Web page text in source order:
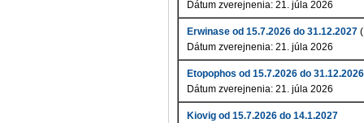
Dátum zverejnenia: 21. júla 2026
Erwinase od 15.7.2026 do 31.12.2027
Dátum zverejnenia: 21. júla 2026
Etopophos od 15.7.2026 do 31.12.2026
Dátum zverejnenia: 21. júla 2026
Kiovig od 15.7.2026 do 14.1.2027